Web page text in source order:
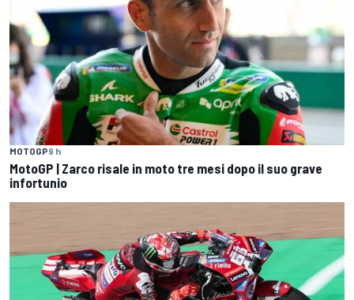
MOTOGP9 h
MotoGP | Zarco risale in moto tre mesi dopo il suo grave
infortunio